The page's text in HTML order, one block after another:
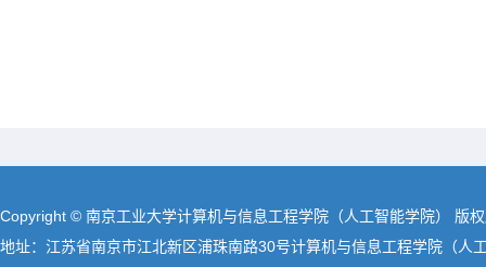
Copyright © 南京工业大学计算机与信息工程学院（人工智能学院） 版
地址：江苏省南京市江北新区浦珠南路30号计算机与信息工程学院（人